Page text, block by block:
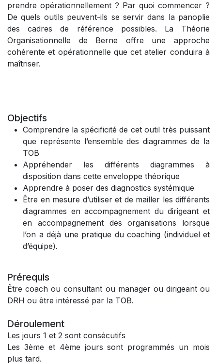
prendre opérationnellement ? Par quoi commencer ?
De quels outils peuvent-ils se servir dans la panoplie
des cadres de référence possibles. La Théorie
Organisationnelle de Berne offre une approche
cohérente et opérationnelle que cet atelier conduira à
maîtriser.
Objectifs
Comprendre la spécificité de cet outil très puissant
que représente l’ensemble des diagrammes de la
TOB
Appréhender les différents diagrammes à
disposition dans cette enveloppe théorique
Apprendre à poser des diagnostics systémique
Être en mesure d’utiliser et de mailler les différents
diagrammes en accompagnement du dirigeant et
en accompagnement des organisations lorsque
l’on a déjà une pratique du coaching (individuel et
d’équipe).
Prérequis
Être coach ou consultant ou manager ou dirigeant ou
DRH ou être intéressé par la TOB.
Déroulement
Les jours 1 et 2 sont consécutifs
Les 3ème et 4ème jours sont programmés un mois
plus tard.